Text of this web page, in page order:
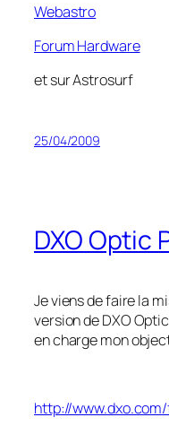
Webastro
Forum Hardware
et sur Astrosurf
25/04/2009
DXO Optic
Je viens de faire la
version de DXO
en charge mon
http://